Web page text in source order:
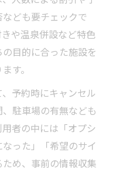
ども要チェックで
や温泉併設など特色
目的に合った施設を
す。
予約時にキャンセル
駐車場の有無なども
者の中には「オプシ
った」「希望のサイ
め、事前の情報収集